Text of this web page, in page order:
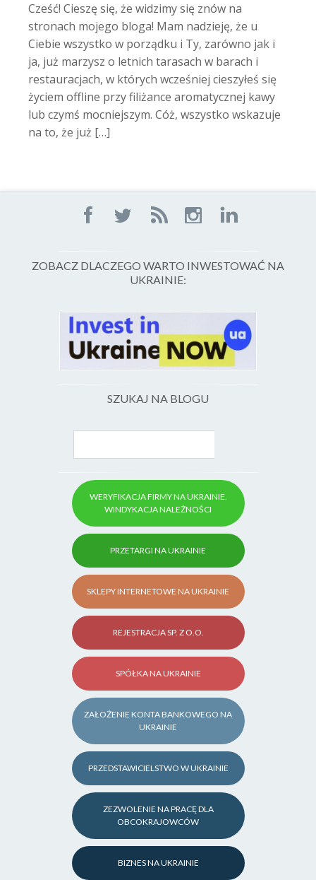
Cześć! Cieszę się, że widzimy się znów na
stronach mojego bloga! Mam nadzieję, że u
Ciebie wszystko w porządku i Ty, zarówno jak i
ja, już marzysz o letnich tarasach w barach i
restauracjach, w których wcześniej cieszyłeś się
życiem offline przy filiżance aromatycznej kawy
lub czymś mocniejszym. Cóż, wszystko wskazuje
na to, że już […]
ZOBACZ DLACZEGO WARTO INWESTOWAĆ NA
UKRAINIE:
SZUKAJ NA BLOGU
WERYFIKACJA FIRMY NA UKRAINIE.
WINDYKACJA NALEŻNOŚCI
PRZETARGI NA UKRAINIE
SKLEPY INTERNETOWE NA UKRAINIE
REJESTRACJA SP. Z O.O.
SPÓŁKA NA UKRAINIE
ZAŁOŻENIE KONTA BANKOWEGO NA
UKRAINIE
PRZEDSTAWICIELSTWO W UKRAINIE
ZEZWOLENIE NA PRACĘ DLA
OBCOKRAJOWCÓW
BIZNES NA UKRAINIE